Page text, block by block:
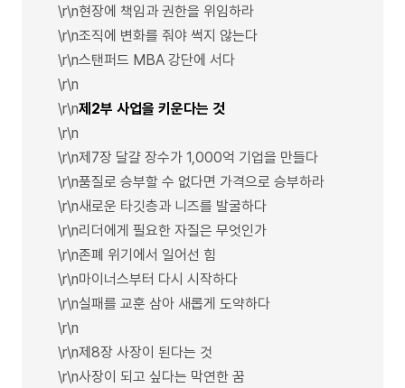
\r\n현장에 책임과 권한을 위임하라
\r\n조직에 변화를 줘야 썩지 않는다
\r\n스탠퍼드 MBA 강단에 서다
\r\n
\r\n제2부 사업을 키운다는 것
\r\n
\r\n제7장 달걀 장수가 1,000억 기업을 만들다
\r\n품질로 승부할 수 없다면 가격으로 승부하라
\r\n새로운 타깃층과 니즈를 발굴하다
\r\n리더에게 필요한 자질은 무엇인가
\r\n존폐 위기에서 일어선 힘
\r\n마이너스부터 다시 시작하다
\r\n실패를 교훈 삼아 새롭게 도약하다
\r\n
\r\n제8장 사장이 된다는 것
\r\n사장이 되고 싶다는 막연한 꿈